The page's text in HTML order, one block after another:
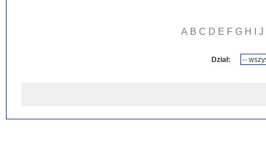
A B C D E F G H J
Dział: